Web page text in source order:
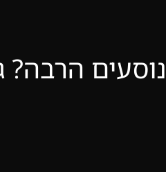
נוסעים הרבה?